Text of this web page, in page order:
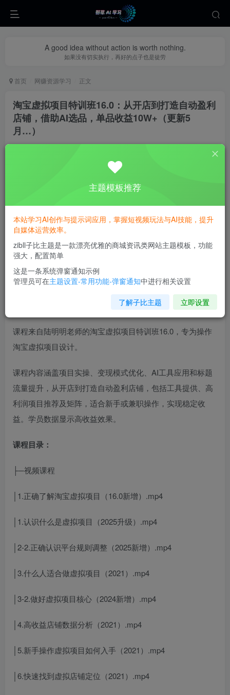
A good idea without action is worth nothing.
如果没有切实执行，再好的点子也是徒劳
首页 网赚资源学习 正文
淘宝虚拟项目特训班16.0：从开店到打造自动盈利
店铺，借助AI选品，单品收益10W+（更新5
月…）
私信
课程来自陆明明老师的淘宝虚拟项目特训班16.0，专为操作
淘宝虚拟项目设计。
课程内容涵盖项目实操、变现模式优化、AI工具应用和标题
流量提升，从开店到打造自动盈利店铺，包括工具提供、高
利润项目推荐及矩阵，适合新手或兼职操作，实现稳定收
益。学员数据显示高收益效果。
课程目录：
├─视频课程
│1.正确了解淘宝虚拟项目（16.0新增）.mp4
│1.认识什么是虚拟项目（2025升级）.mp4
│2-2.正确认识平台规则调整（2025新增）.mp4
│3.什么人适合做虚拟项目（2021）.mp4
│3-2.做好虚拟项目核心（2024新增）.mp4
│4.高收益店铺数据分析（2021）.mp4
│5.新手操作虚拟项目如何入手（2021）.mp4
│6.快速找到虚拟店铺定位（2021）.mp4
主题模板推荐
本站学习AI创作与提示词应用，掌握短视频玩法与AI技能，提升
自媒体运营效率。
zibll子比主题是一款漂亮优雅的商城资讯类网站主题模板，功能
强大，配置简单
这是一条系统弹窗通知示例
管理员可在主题设置-常用功能-弹窗通知中进行相关设置
了解子比主题 立即设置